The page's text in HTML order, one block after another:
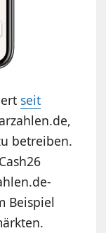
seit
betreiben.
Beispiel